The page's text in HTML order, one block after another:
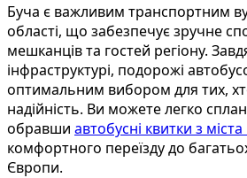
Буча є важливим транспортним
області, що забезпечує зручне
мешканців та гостей регіону.
інфраструктурі, подорожі
оптимальним вибором для тих,
надійність. Ви можете легко
обравши автобусні квитки з
комфортного переїзду до
Європи.